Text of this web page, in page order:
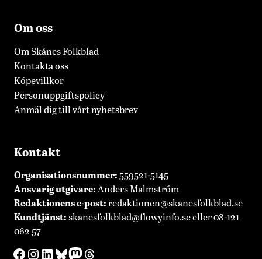
Om oss
Om Skånes Folkblad
Kontakta oss
Köpevillkor
Personuppgiftspolicy
Anmäl dig till vårt nyhetsbrev
Kontakt
Organisationsnummer: 559521-5145
Ansvarig utgivare: Anders Malmström
Redaktionense-post:redaktionen@skanesfolkblad.se
Kundtjänst:skanesfolkblad@flowyinfo.seeller 08-121
062 57
Facebook
Instagram
LinkedIn
Bluesky
Mastodon
Threads